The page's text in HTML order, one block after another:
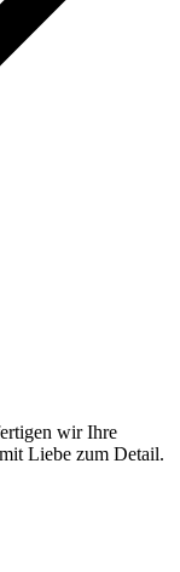
wir Ihre
Liebe zum Detail.